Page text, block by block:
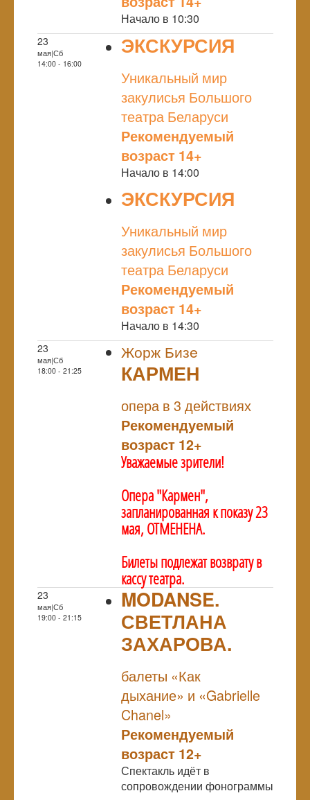
Начало в 10:30
23
мая|Сб
14:00 - 16:00
ЭКСКУРСИЯ
Уникальный мир
закулисья Большого
театра Беларуси
Рекомендуемый
возраст 14+
Начало в 14:00
ЭКСКУРСИЯ
Уникальный мир
закулисья Большого
театра Беларуси
Рекомендуемый
возраст 14+
Начало в 14:30
23
мая|Сб
18:00 - 21:25
Жорж Бизe
КАРМЕН
опера в 3 действиях
Рекомендуемый
возраст 12+
Уважаемые зрители!
Опера "Кармен",
запланированная к показу 23
мая, ОТМЕНЕНА.
Билеты подлежат возврату в
кассу театра.
23
мая|Сб
19:00 - 21:15
MODANSE.
СВЕТЛАНА
ЗАХАРОВА.
балеты «Как
дыхание» и «Gabrielle
Chanel»
Рекомендуемый
возраст 12+
Спектакль идёт в
сопровождении фонограммы